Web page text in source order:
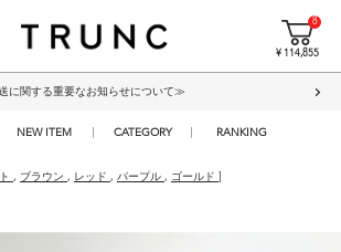
8
¥ 114,855
に関する重要なお知らせについて≫
NEW ITEM CATEGORY RANKING
, ブラウン , レッド , パープル , ゴールド